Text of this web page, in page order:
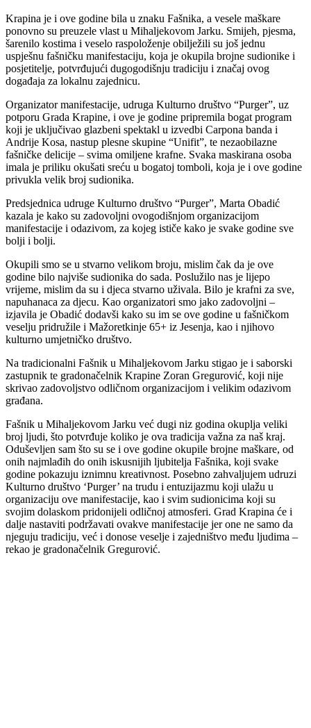
Krapina je i ove godine bila u znaku Fašnika, a vesele maškare
ponovno su preuzele vlast u Mihaljekovom Jarku. Smijeh, pjesma,
šarenilo kostima i veselo raspoloženje obilježili su još jednu
uspješnu fašničku manifestaciju, koja je okupila brojne sudionike i
posjetitelje, potvrđujući dugogodišnju tradiciju i značaj ovog
događaja za lokalnu zajednicu.
Organizator manifestacije, udruga Kulturno društvo “Purger”, uz
potporu Grada Krapine, i ove je godine pripremila bogat program
koji je uključivao glazbeni spektakl u izvedbi Carpona banda i
Andrije Kosa, nastup plesne skupine “Unifit”, te nezaobilazne
fašničke delicije – svima omiljene krafne. Svaka maskirana osoba
imala je priliku okušati sreću u bogatoj tomboli, koja je i ove godine
privukla velik broj sudionika.
Predsjednica udruge Kulturno društvo “Purger”, Marta Obadić
kazala je kako su zadovoljni ovogodišnjom organizacijom
manifestacije i odazivom, za kojeg ističe kako je svake godine sve
bolji i bolji.
Okupili smo se u stvarno velikom broju, mislim čak da je ove
godine bilo najviše sudionika do sada. Poslužilo nas je lijepo
vrijeme, mislim da su i djeca stvarno uživala. Bilo je krafni za sve,
napuhanaca za djecu. Kao organizatori smo jako zadovoljni –
izjavila je Obadić dodavši kako su im se ove godine u fašničkom
veselju pridružile i Mažoretkinje 65+ iz Jesenja, kao i njihovo
kulturno umjetničko društvo.
Na tradicionalni Fašnik u Mihaljekovom Jarku stigao je i saborski
zastupnik te gradonačelnik Krapine Zoran Gregurović, koji nije
skrivao zadovoljstvo odličnom organizacijom i velikim odazivom
građana.
Fašnik u Mihaljekovom Jarku već dugi niz godina okuplja veliki
broj ljudi, što potvrđuje koliko je ova tradicija važna za naš kraj.
Oduševljen sam što su se i ove godine okupile brojne maškare, od
onih najmlađih do onih iskusnijih ljubitelja Fašnika, koji svake
godine pokazuju iznimnu kreativnost. Posebno zahvaljujem udruzi
Kulturno društvo ‘Purger’ na trudu i entuzijazmu koji ulažu u
organizaciju ove manifestacije, kao i svim sudionicima koji su
svojim dolaskom pridonijeli odličnoj atmosferi. Grad Krapina će i
dalje nastaviti podržavati ovakve manifestacije jer one ne samo da
njeguju tradiciju, već i donose veselje i zajedništvo među ljudima –
rekao je gradonačelnik Gregurović.